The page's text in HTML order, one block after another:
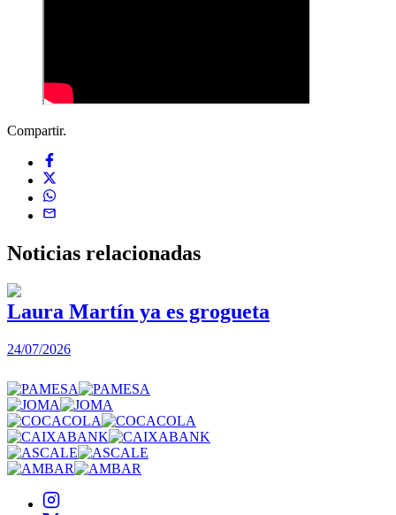
Compartir.
Noticias relacionadas
Laura Martín ya es grogueta
24/07/2026